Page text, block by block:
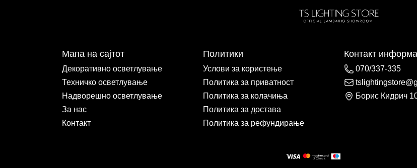
Мапа на сајтот
Декоративно осветлување
Техничко осветлување
Надворешно осветлување
За нас
Контакт
Политики
Услови за користење
Политика за приватност
Политика за колачиња
Политика за достава
Политика за рефундирање
Контакт
070/337-335
Борис Кидрич